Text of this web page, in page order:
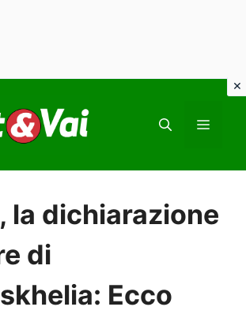
la dichiarazione
di
Ecco